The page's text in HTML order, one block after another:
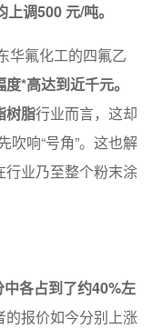
调500 元/吨。
华氟化工的四氟乙
度*高达到近千元。
树脂行业而言，这却
吹响“号角”。这也解
业乃至整个粉末涂
中各占到了约40%左
的报价如今分别上涨